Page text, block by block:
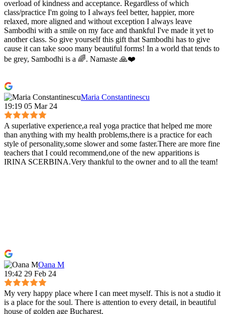
overload of kindness and acceptance. Regardless of which
class/practice I'm going to I always feel better, happier, more
relaxed, more aligned and without exception I always leave
Sambodhi with a smile on my face and thankful I've made it yet to
another class. So give yourself this gift that Sambodhi has to give
cause it can take sooo many beautiful forms! In a world that tends to
be grey, Sambodhi is a 🌈. Namaste 🙏❤️
Maria Constantinescu
19:19 05 Mar 24
A superlative experience,a reaI yoga practice that helped me more
than anything with my health problems,there is a practice for each
style of personality,some slower and some faster.There are more fine
teachers that I could recommend,one of the new apparitions is
IRINA SCERBINA.Very thankful to the owner and to all the team!
Oana M
19:42 29 Feb 24
My very happy place where I can meet myself. This is not a studio it
is a place for the soul. There is attention to every detail, in beautiful
house of golden age Bucharest.